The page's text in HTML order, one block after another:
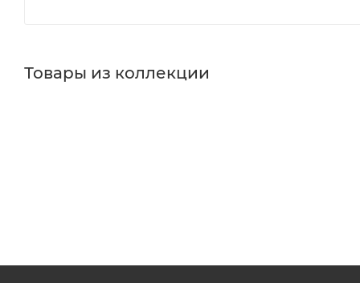
Товары из коллекции